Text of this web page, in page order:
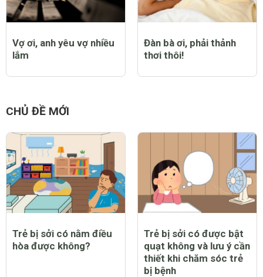
Vợ ơi, anh yêu vợ nhiều
lắm
Đàn bà ơi, phải thảnh
thơi thôi!
CHỦ ĐỀ MỚI
Trẻ bị sởi có nằm điều
hòa được không?
Trẻ bị sởi có được bật
quạt không và lưu ý cần
thiết khi chăm sóc trẻ
bị bệnh